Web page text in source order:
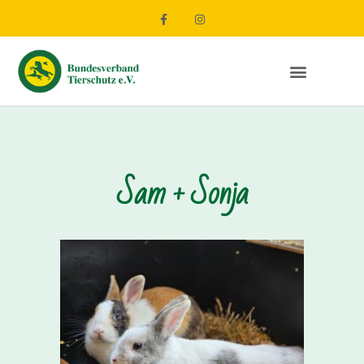
Sam + Sonja